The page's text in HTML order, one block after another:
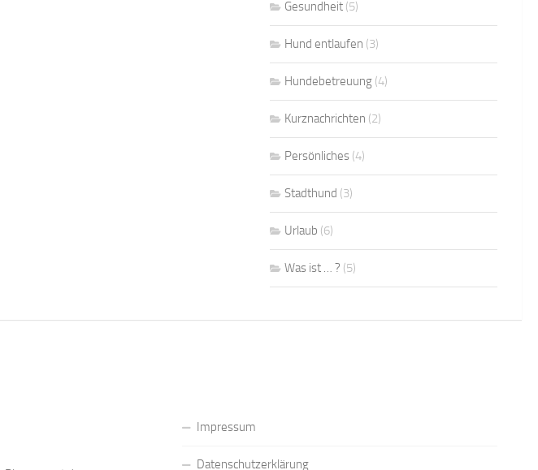
Gesundheit (5)
Hund entlaufen (3)
Hundebetreuung (4)
Kurznachrichten (2)
Persönliches (4)
Stadthund (3)
Urlaub (6)
Was ist … ? (5)
Impressum
Datenschutzerklärung